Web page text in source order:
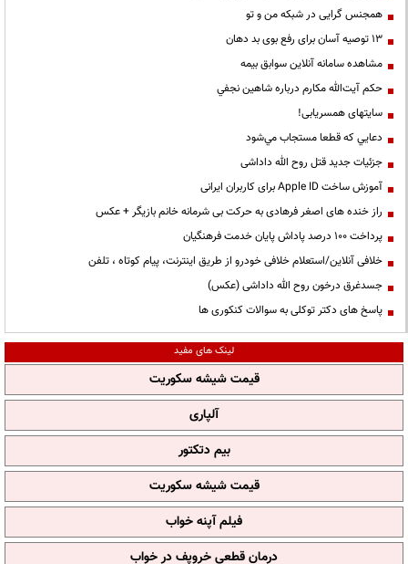
همجنس گرایی در شبکه من و تو
13 توصیه آسان برای رفع بوی بد دهان
مشاهده سامانه آنلاين سوابق بیمه
حكم آيت‌الله مكارم درباره شاهين نجفي
سایتهای همسریابی!
دعايي كه قطعا مستجاب مي‌شود
جزئیات جدید قتل روح الله داداشی
آموزش ساخت Apple ID برای کاربران ایرانی
راز خنده های اصغر فرهادی به حرکت بی شرمانه خانم بازیگر + عکس
پرداخت ۱۰۰ درصد پاداش پایان خدمت فرهنگیان
خلافی آنلاین/استعلام خلافی خودرو از طریق اینترنت، پیام کوتاه ، تلفن
جسدغرق درخون روح الله داداشی (عکس)
پاسخ های دکتر توکلی به سوالات کنکوری ها
لینک های مفید
قیمت شیشه سکوریت
آلپاری
بیم دتکتور
قیمت شیشه سکوریت
فیلم آپنه خواب
درمان قطعی خروپف در خواب